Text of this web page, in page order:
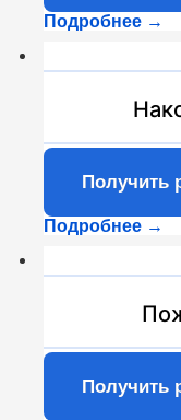
Подробнее →
Получить
Подробнее →
Получить